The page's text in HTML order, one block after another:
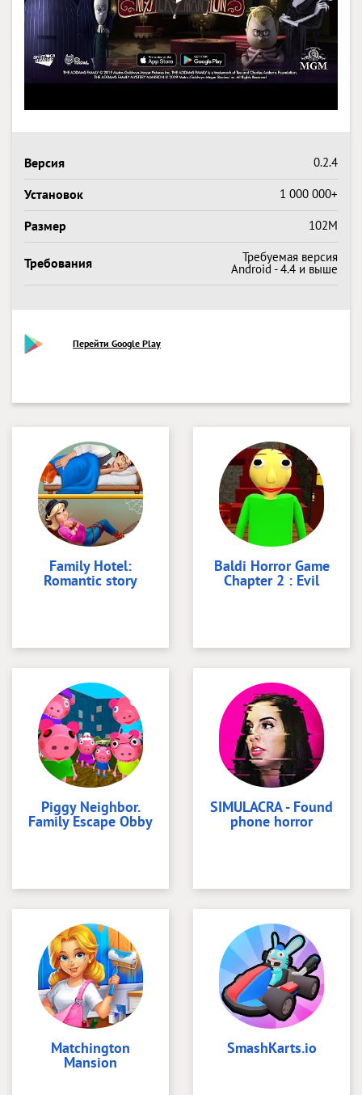
Версия 0.2.4
Установок 1 000 000+
Размер 102M
Требования Требуемая версия
Android - 4.4 и выше
Перейти Google Play
Family Hotel:
Romantic story
Baldi Horror Game
Chapter 2 : Evil
Piggy Neighbor.
Family Escape Obby
SIMULACRA - Found
phone horror
Matchington
Mansion
SmashKarts.io